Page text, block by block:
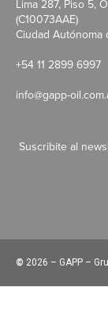
Lima 287, Piso 5,
(C10073AAE)
Ciudad
+54 11 2899 6997
info@gapp-
Suscribite al
© 2026 – GAPP –